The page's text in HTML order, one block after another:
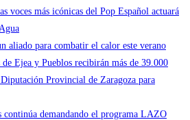
voces más icónicas del Pop Español actuará
aliado para combatir el calor este verano
Ejea y Pueblos recibirán más de 39.000
Provincial de Zaragoza para
continúa demandando el programa LAZO